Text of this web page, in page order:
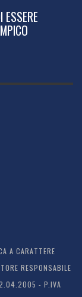
ESSERE
A CARATTERE
RESPONSABILE
- P.IVA